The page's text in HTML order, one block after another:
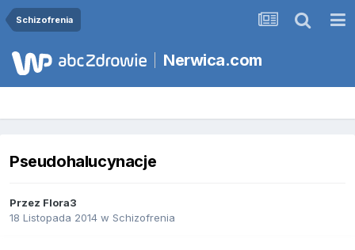
Schizofrenia
Nerwica.com
Pseudohalucynacje
Przez Flora3
18 Listopada 2014 w Schizofrenia